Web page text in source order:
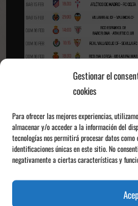
Gestionar el
cookies
Para ofrecer las mejores experiencias,
almacenar y/o acceder a la información del
tecnologías nos permitirá procesar datos
identificaciones únicas en este sitio. No
negativamente a ciertas características y
La
La contienda en cuestión se
febrero yMovistar La Liga
En el partido de la primera